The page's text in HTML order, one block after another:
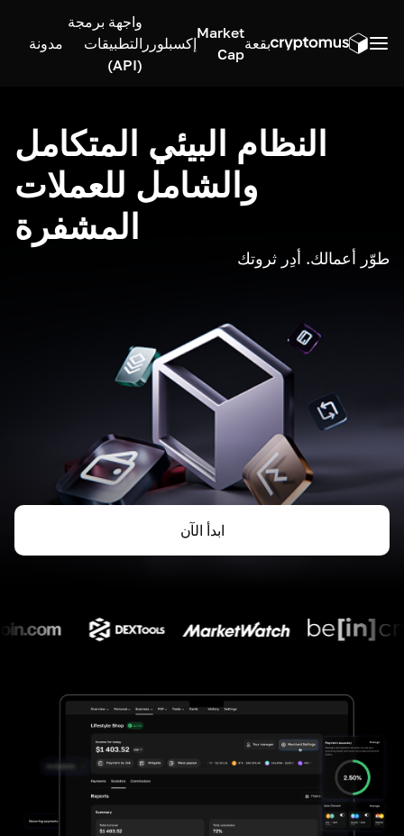
بقعة
Market
Cap
إكسبلورر
واجهة برمجة
التطبيقات
(API)
مدونة
النظام البيئي المتكامل
والشامل للعملات
المشفرة
طوّر أعمالك. أدِر ثروتك
ابدأ الآن